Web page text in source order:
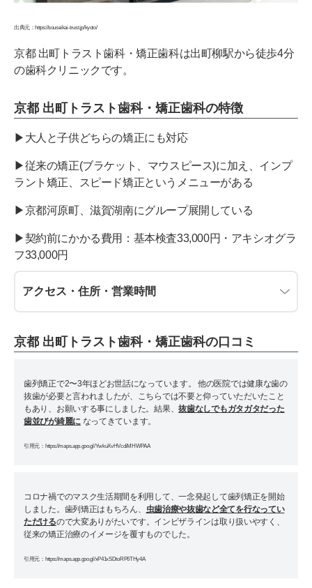
出典元：https://souseikai-trust.jp/kyoto/
京都 出町トラスト歯科・矯正歯科は出町柳駅から徒歩4分
の歯科クリニックです。
京都 出町トラスト歯科・矯正歯科の特徴
▶︎大人と子供どちらの矯正にも対応
▶︎従来の矯正(ブラケット、マウスピース)に加え、インプ
ラント矯正、スピード矯正というメニューがある
▶︎京都河原町、滋賀湖南にグループ展開している
▶︎契約前にかかる費用：基本検査33,000円・アキシオグラ
フ33,000円
アクセス・住所・営業時間
京都 出町トラスト歯科・矯正歯科の口コミ
歯列矯正で2〜3年ほどお世話になっています。 他の医院では健康な歯の
抜歯が必要と言われましたが、こちらでは不要と仰っていただいたこと
もあり、お願いする事にしました。結果、抜歯なしでもガタガタだった
歯並びが綺麗になってきています。
引用元：https://maps.app.goo.gl/YwkuXvHVcdiMHWPAA
コロナ禍でのマスク生活期間を利用して、一念発起して歯列矯正を開始
しました。歯列矯正はもちろん、
虫歯治療や抜歯など全てを行なってい
ただけるので大変ありがたいです。インビザラインは取り扱いやすく、
従来の矯正治療のイメージを覆すものでした。
引用元：https://maps.app.goo.gl/xP41xSDtoRP6THy4A